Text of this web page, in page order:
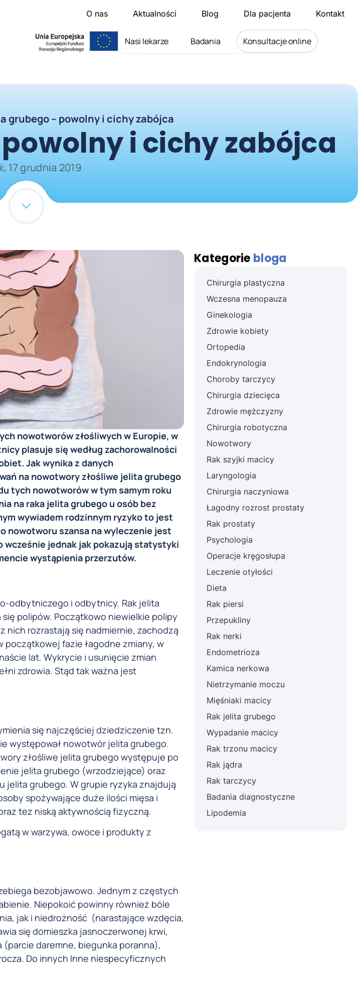
O nas Aktualności Blog Dla pacjenta Kontakt
Nasi lekarze Badania Konsultacje online
grubego – powolny i cichy zabójca
i cichy zabójca
17 grudnia 2019
nowotworów złośliwych w Europie, w
plasuje się według zachorowalności
Jak wynika z danych
na nowotwory złośliwe jelita grubego
tych nowotworów w tym samym roku
na raka jelita grubego u osób bez
wywiadem rodzinnym ryzyko to jest
nowotworu szansa na wyleczenie jest
wcześnie jednak jak pokazują statystyki
wystąpienia przerzutów.
odbytniczego i odbytnicy. Rak jelita
polipów. Początkowo niewielkie polipy
nich rozrastają się nadmiernie, zachodzą
fazie łagodne zmiany, w
lat. Wykrycie i usunięcie zmian
zdrowia. Stąd tak ważna jest
się najczęściej dziedziczenie tzn.
występował nowotwór jelita grubego.
złośliwe jelita grubego występuje po
jelita grubego (wrzodziejące) oraz
jelita grubego. W grupie ryzyka znajdują
spożywające duże ilości mięsa i
tez niską aktywnością fizyczną.
w warzywa, owoce i produkty z
bezobjawowo. Jednym z częstych
Niepokoić powinny również bóle
jak i niedrożność (narastające wzdęcia,
się domieszka jasnoczerwonej krwi,
daremne, biegunka poranna),
Do innych Inne niespecyficznych
Kategorie bloga
Chirurgia plastyczna
Wczesna menopauza
Ginekologia
Zdrowie kobiety
Ortopedia
Endokrynologia
Choroby tarczycy
Chirurgia dziecięca
Zdrowie mężczyzny
Chirurgia robotyczna
Nowotwory
Rak szyjki macicy
Laryngologia
Chirurgia naczyniowa
Łagodny rozrost prostaty
Rak prostaty
Psychologia
Operacje kręgosłupa
Leczenie otyłości
Dieta
Rak piersi
Przepukliny
Rak nerki
Endometrioza
Kamica nerkowa
Nietrzymanie moczu
Mięśniaki macicy
Rak jelita grubego
Wypadanie macicy
Rak trzonu macicy
Rak jądra
Rak tarczycy
Badania diagnostyczne
Lipodemia